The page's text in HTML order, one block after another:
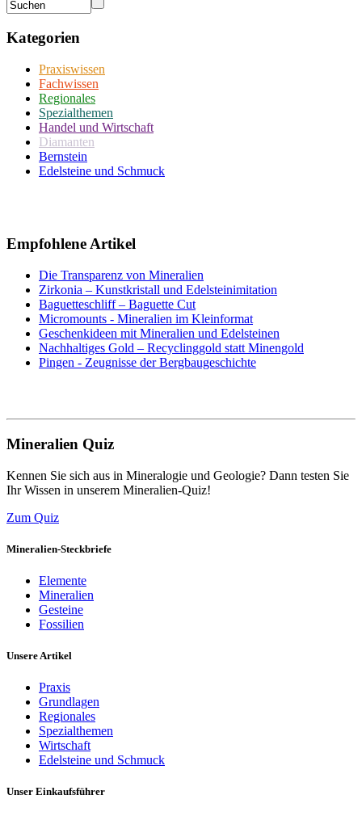
Kategorien
Praxiswissen
Fachwissen
Regionales
Spezialthemen
Handel und Wirtschaft
Diamanten
Bernstein
Edelsteine und Schmuck
Empfohlene Artikel
Die Transparenz von Mineralien
Zirkonia – Kunstkristall und Edelsteinimitation
Baguetteschliff – Baguette Cut
Micromounts - Mineralien im Kleinformat
Geschenkideen mit Mineralien und Edelsteinen
Nachhaltiges Gold – Recyclinggold statt Minengold
Pingen - Zeugnisse der Bergbaugeschichte
Mineralien Quiz
Kennen Sie sich aus in Mineralogie und Geologie? Dann testen Sie
Ihr Wissen in unserem Mineralien-Quiz!
Zum Quiz
Mineralien-Steckbriefe
Elemente
Mineralien
Gesteine
Fossilien
Unsere Artikel
Praxis
Grundlagen
Regionales
Spezialthemen
Wirtschaft
Edelsteine und Schmuck
Unser Einkaufsführer